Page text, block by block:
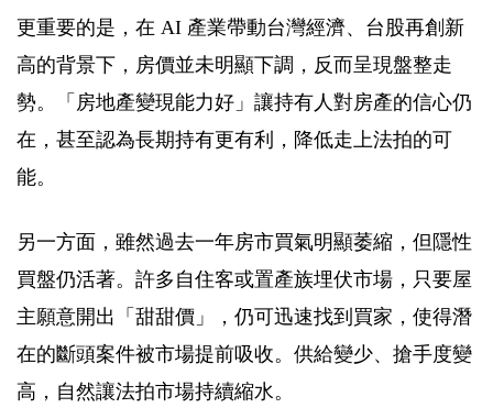
更重要的是，在 AI 產業帶動台灣經濟、台股再創新
高的背景下，房價並未明顯下調，反而呈現盤整走
勢。「房地產變現能力好」讓持有人對房產的信心仍
在，甚至認為長期持有更有利，降低走上法拍的可
能。
另一方面，雖然過去一年房市買氣明顯萎縮，但隱性
買盤仍活著。許多自住客或置產族埋伏市場，只要屋
主願意開出「甜甜價」，仍可迅速找到買家，使得潛
在的斷頭案件被市場提前吸收。供給變少、搶手度變
高，自然讓法拍市場持續縮水。